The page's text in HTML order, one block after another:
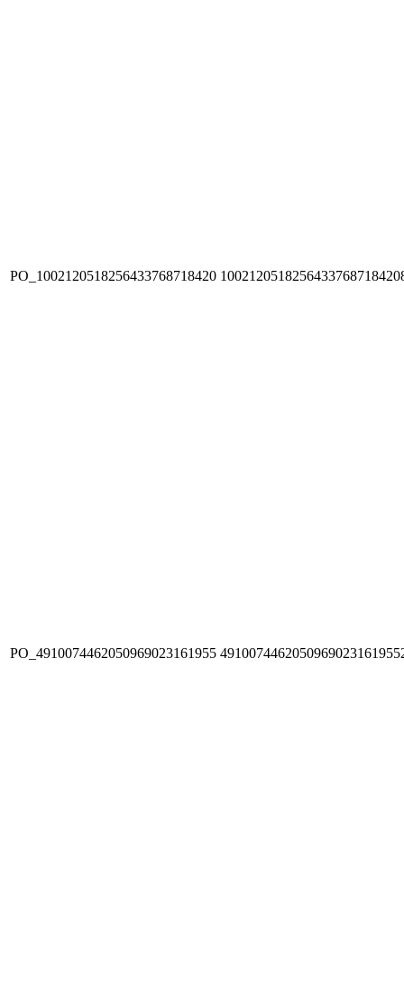
PO_1002120518256433768718420
PO_4910074462050969023161955